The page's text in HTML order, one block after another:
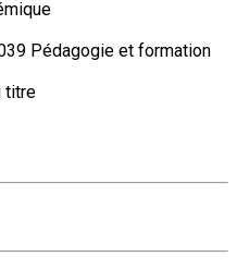
Pédagogie et formation
titre